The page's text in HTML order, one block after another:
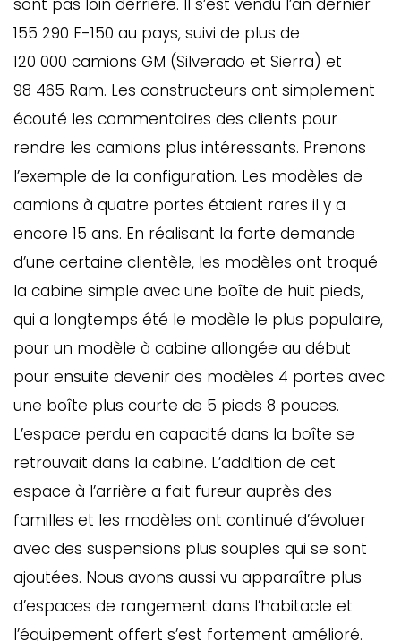
sont pas loin derrière. Il s’est vendu l’an dernier
155 290 F-150 au pays, suivi de plus de
120 000 camions GM (Silverado et Sierra) et
98 465 Ram. Les constructeurs ont simplement
écouté les commentaires des clients pour
rendre les camions plus intéressants. Prenons
l’exemple de la configuration. Les modèles de
camions à quatre portes étaient rares il y a
encore 15 ans. En réalisant la forte demande
d’une certaine clientèle, les modèles ont troqué
la cabine simple avec une boîte de huit pieds,
qui a longtemps été le modèle le plus populaire,
pour un modèle à cabine allongée au début
pour ensuite devenir des modèles 4 portes avec
une boîte plus courte de 5 pieds 8 pouces.
L’espace perdu en capacité dans la boîte se
retrouvait dans la cabine. L’addition de cet
espace à l’arrière a fait fureur auprès des
familles et les modèles ont continué d’évoluer
avec des suspensions plus souples qui se sont
ajoutées. Nous avons aussi vu apparaître plus
d’espaces de rangement dans l’habitacle et
l’équipement offert s’est fortement amélioré.